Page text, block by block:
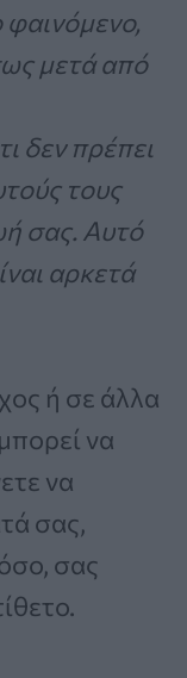
φαινόμενο,
μετά από
δεν πρέπει
τους
σας. Αυτό
αρκετά
ή σε άλλα
να
να
σας,
σας